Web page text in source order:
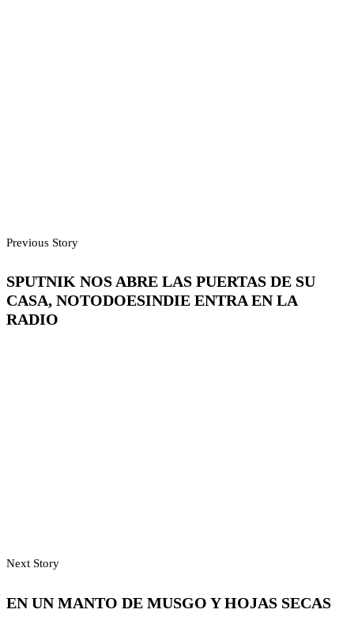
Previous Story
SPUTNIK NOS ABRE LAS PUERTAS DE SU
CASA, NOTODOESINDIE ENTRA EN LA
RADIO
Next Story
EN UN MANTO DE MUSGO Y HOJAS SECAS